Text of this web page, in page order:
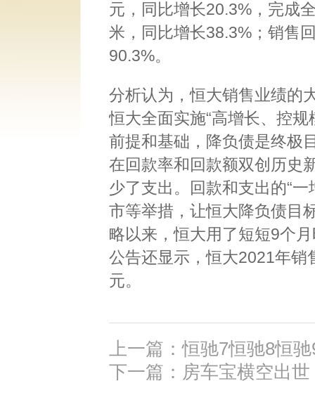
元，同比增长20.3%，完成
米，同比增长38.3%；销售
90.3%。
分析认为，恒大销售业绩的
恒大全面实施“高增长、控
前提和基础，降负债是终极
在回款率和回款额双创历史
少了支出。回款和支出的“
市等举措，让恒大降负债
略以来，恒大用了短短9个
公告还显示，恒大2021年
元。
上一篇：恒驰7恒驰8恒
下一篇：房车宝横空出